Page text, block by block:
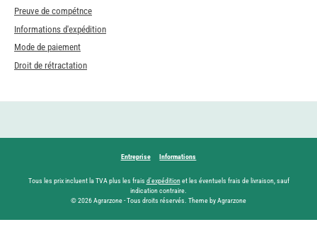
Preuve de compétnce
Informations d'expédition
Mode de paiement
Droit de rétractation
Entreprise Informations
Tous les prix incluent la TVA plus les frais d'expéditionet les éventuels frais de livraison, sauf
indication contraire.
© 2026 Agrarzone - Tous droits réservés. Theme by Agrarzone